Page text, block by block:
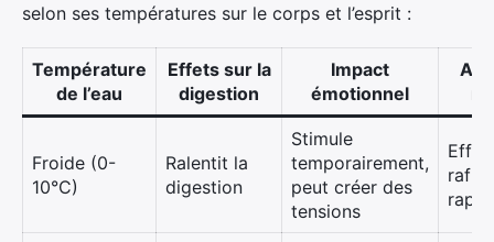
selon ses températures sur le corps et l’esprit :
Température
de l’eau
Effets sur la
digestion
Impact
émotionnel
Froide (0-
10°C)
Ralentit la
digestion
Stimule
temporairement,
peut créer des
tensions
Effet